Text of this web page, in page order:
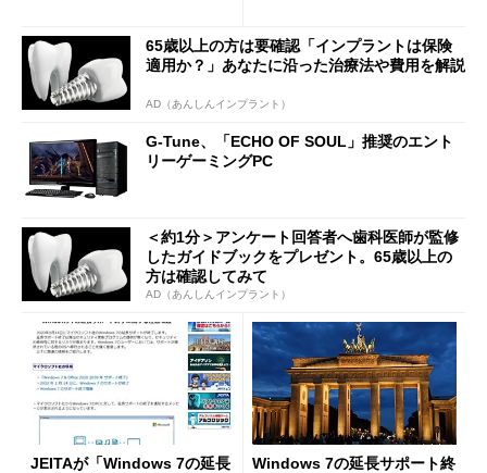
65歳以上の方は要確認「インプラントは保険
適用か？」あなたに沿った治療法や費用を解説
AD（あんしんインプラント）
G-Tune、「ECHO OF SOUL」推奨のエント
リーゲーミングPC
＜約1分＞アンケート回答者へ歯科医師が監修
したガイドブックをプレゼント。65歳以上の
方は確認してみて
AD（あんしんインプラント）
JEITAが「Windows 7の延長
Windows 7の延長サポート終